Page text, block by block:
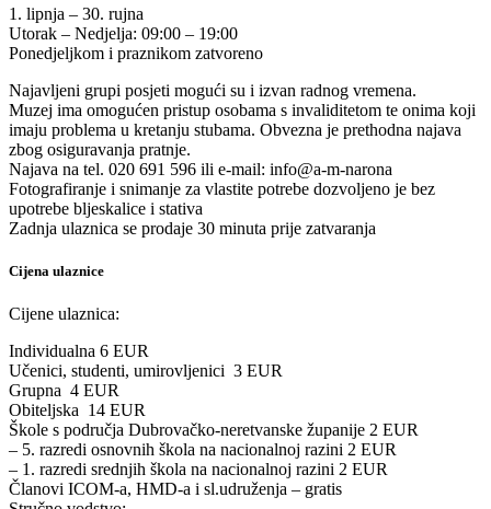
1. lipnja – 30. rujna
Utorak – Nedjelja: 09:00 – 19:00
Ponedjeljkom i praznikom zatvoreno
Najavljeni grupi posjeti mogući su i izvan radnog vremena.
Muzej ima omogućen pristup osobama s invaliditetom te onima koji
imaju problema u kretanju stubama. Obvezna je prethodna najava
zbog osiguravanja pratnje.
Najava na tel. 020 691 596 ili e-mail: info@a-m-narona
Fotografiranje i snimanje za vlastite potrebe dozvoljeno je bez
upotrebe bljeskalice i stativa
Zadnja ulaznica se prodaje 30 minuta prije zatvaranja
Cijena ulaznice
Cijene ulaznica:
Individualna 6 EUR
Učenici, studenti, umirovljenici 3 EUR
Grupna 4 EUR
Obiteljska 14 EUR
Škole s područja Dubrovačko-neretvanske županije 2 EUR
– 5. razredi osnovnih škola na nacionalnoj razini 2 EUR
– 1. razredi srednjih škola na nacionalnoj razini 2 EUR
Članovi ICOM-a, HMD-a i sl.udruženja – gratis